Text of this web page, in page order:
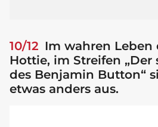
10/12 Im wahren Leben
Hottie, im Streifen „Der
des Benjamin Button“
etwas anders aus.